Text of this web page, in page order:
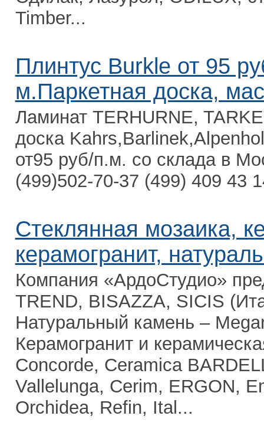
Timber...
Плинтус Burkle от 95
м.Паркетная доска,
Ламинат TERHURNE,
доска
от95 руб/п.м. со склада в
(499)502-70-37 (499) 409 43
Стеклянная мозаика,
керамогранит,
Компания «АрдоСтудио»
TREND, BISAZZA, SICIS
Натуральный камень –
Керамогранит и
Concorde, Ceramica
Vallelunga, Cerim, ERGON,
Orchidea, Refin, Ital...